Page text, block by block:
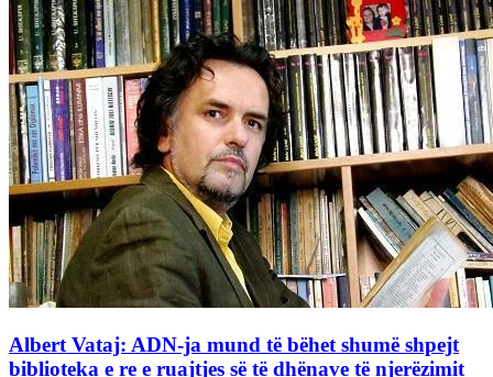
Albert Vataj: ADN-ja mund të bëhet shumë shpejt
biblioteka e re e ruajtjes së të dhënave të njerëzimit